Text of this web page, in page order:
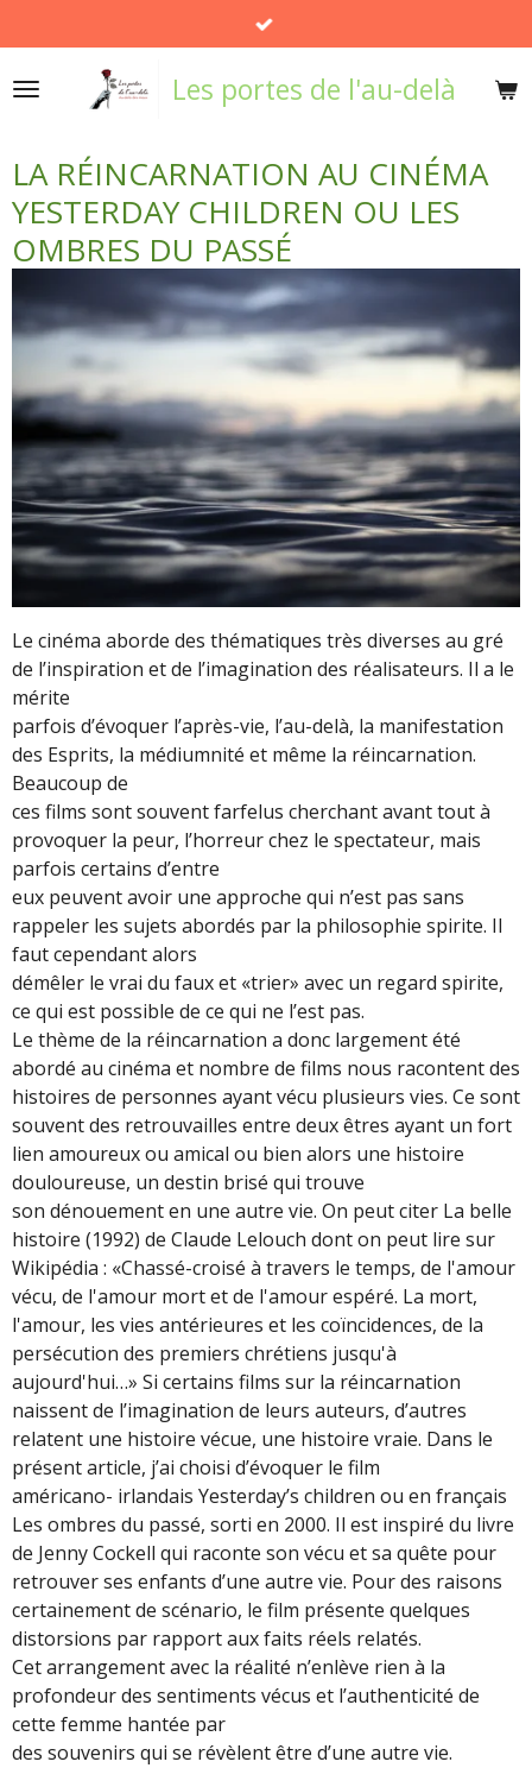
au
contenu
Les portes de l'au-delà
LA RÉINCARNATION AU CINÉMA
YESTERDAY CHILDREN OU LES
OMBRES DU PASSÉ
Le cinéma aborde des thématiques très diverses au gré
de l’inspiration et de l’imagination des réalisateurs. Il a le
mérite
parfois d’évoquer l’après-vie, l’au-delà, la manifestation
des Esprits, la médiumnité et même la réincarnation.
Beaucoup de
ces films sont souvent farfelus cherchant avant tout à
provoquer la peur, l’horreur chez le spectateur, mais
parfois certains d’entre
eux peuvent avoir une approche qui n’est pas sans
rappeler les sujets abordés par la philosophie spirite. Il
faut cependant alors
démêler le vrai du faux et «trier» avec un regard spirite,
ce qui est possible de ce qui ne l’est pas.
Le thème de la réincarnation a donc largement été
abordé au cinéma et nombre de films nous racontent des
histoires de personnes ayant vécu plusieurs vies. Ce sont
souvent des retrouvailles entre deux êtres ayant un fort
lien amoureux ou amical ou bien alors une histoire
douloureuse, un destin brisé qui trouve
son dénouement en une autre vie. On peut citer La belle
histoire (1992) de Claude Lelouch dont on peut lire sur
Wikipédia : «Chassé-croisé à travers le temps, de l'amour
vécu, de l'amour mort et de l'amour espéré. La mort,
l'amour, les vies antérieures et les coïncidences, de la
persécution des premiers chrétiens jusqu'à
aujourd'hui…» Si certains films sur la réincarnation
naissent de l’imagination de leurs auteurs, d’autres
relatent une histoire vécue, une histoire vraie. Dans le
présent article, j’ai choisi d’évoquer le film
américano- irlandais Yesterday’s children ou en français
Les ombres du passé, sorti en 2000. Il est inspiré du livre
de Jenny Cockell qui raconte son vécu et sa quête pour
retrouver ses enfants d’une autre vie. Pour des raisons
certainement de scénario, le film présente quelques
distorsions par rapport aux faits réels relatés.
Cet arrangement avec la réalité n’enlève rien à la
profondeur des sentiments vécus et l’authenticité de
cette femme hantée par
des souvenirs qui se révèlent être d’une autre vie.